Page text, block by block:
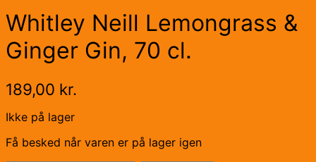
Whitley Neill Lemongrass &
Ginger Gin, 70 cl.
189,00 kr.
Ikke på lager
Få besked når varen er på lager igen